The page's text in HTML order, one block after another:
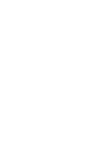
帳。
完成結帳。
為交易完成。
帳頁面顯示為準，若有關於